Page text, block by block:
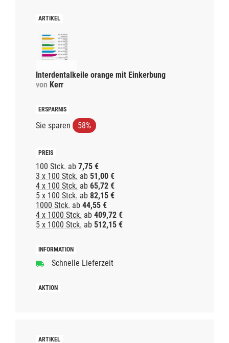
Interdentalkeile orange mit Einkerbung
von Kerr
Sie sparen 58%
100 Stck. ab 7,75 €
3 x 100 Stck. ab 51,00 €
4 x 100 Stck. ab 65,72 €
5 x 100 Stck. ab 82,15 €
1000 Stck. ab 44,55 €
4 x 1000 Stck. ab 409,72 €
5 x 1000 Stck. ab 512,15 €
Schnelle Lieferzeit